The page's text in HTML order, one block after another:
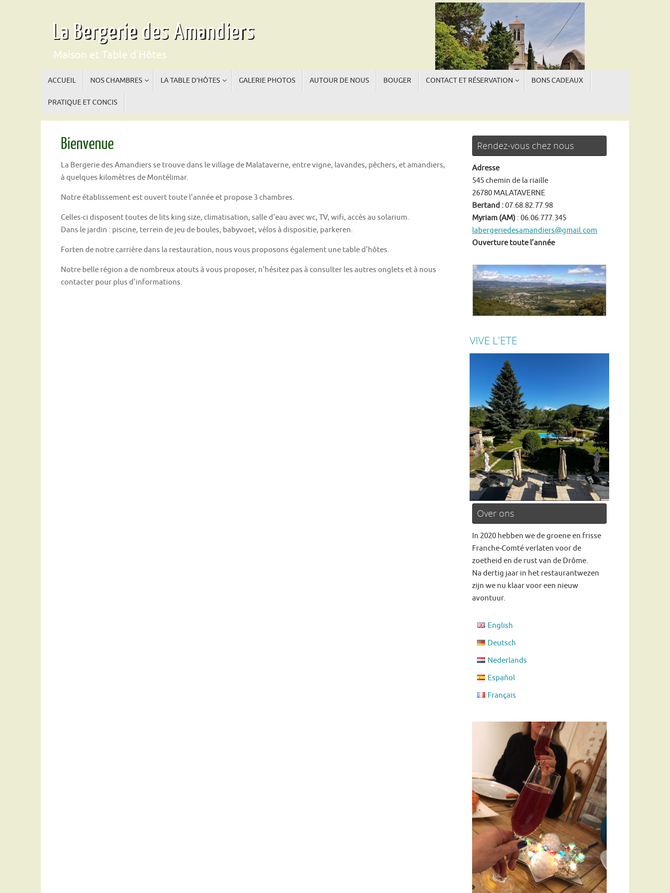
La Bergerie des Amandiers
Maison et Table d'Hôtes
naar
ACCUEIL NOS CHAMBRES LA TABLE D’HÔTES GALERIE PHOTOS AUTOUR DE NOUS BOUGER CONTACT ET RÉSERVATION BONS CADEAUX
PRATIQUE ET CONCIS
Bienvenue
La Bergerie des Amandiers se trouve dans le village de Malataverne, entre vigne, lavandes, pêchers, et amandiers,
à quelques kilomètres de Montélimar.
Notre établissement est ouvert toute l'année et propose 3 chambres.
Celles-ci disposent toutes de lits king size, climatisation, salle d'eau avec wc, TV, wifi, accès au solarium.
Dans le jardin : piscine, terrein de jeu de boules, babyvoet, vélos à dispositie, parkeren.
Forten de notre carrière dans la restauration, nous vous proposons également une table d'hôtes.
Notre belle région a de nombreux atouts à vous proposer, n'hésitez pas à consulter les autres onglets et à nous
contacter pour plus d'informations.
Rendez-vous chez nous
Adresse
545 chemin de la riaille
26780 MALATAVERNE
Bertand :07.68.82.77.98
Myriam (AM) : 06.06.777.345
labergeriedesamandiers@gmail.com
Ouverture toute l’année
VIVE L'ETE
Over ons
In 2020 hebben we de groene en frisse
Franche-Comté verlaten voor de
zoetheid en de rust van de Drôme.
Na dertig jaar in het restaurantwezen
zijn we nu klaar voor een nieuw
avontuur.
English
Deutsch
Nederlands
Español
Français